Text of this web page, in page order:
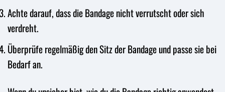
Achte darauf, dass die Bandage nicht verrutscht oder sich
verdreht.
Überprüfe regelmäßig den Sitz der Bandage und passe sie bei
Bedarf an.